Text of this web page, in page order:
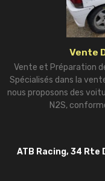
Vente
Vente et Préparation
Spécialisés dans la
nous proposons des
N2S,
ATB Racing, 34 Rte